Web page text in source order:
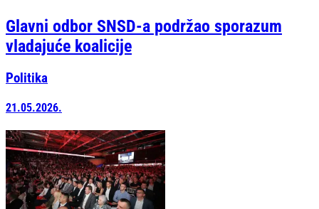
Glavni odbor SNSD-a podržao sporazum
vladajuće koalicije
Politika
21.05.2026.